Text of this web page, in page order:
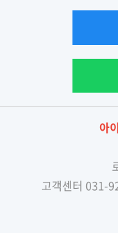
아
고객센터 031-